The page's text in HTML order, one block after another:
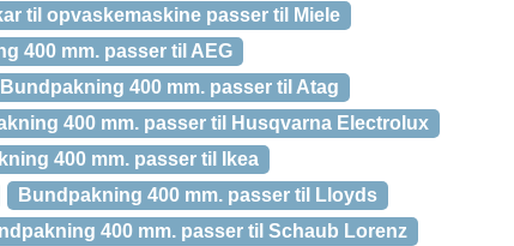
til opvaskemaskine passer til Miele
400 mm. passer til AEG
Bundpakning 400 mm. passer til Atag
400 mm. passer til Husqvarna Electrolux
400 mm. passer til Ikea
Bundpakning 400 mm. passer til Lloyds
400 mm. passer til Schaub Lorenz